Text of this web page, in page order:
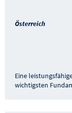
Österreich
Eine
wichtigsten